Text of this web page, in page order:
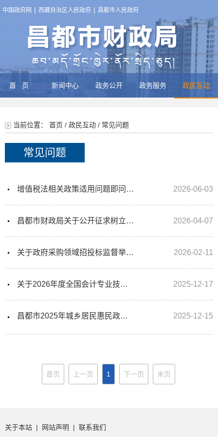
中国政府网 | 西藏自治区人民政府 | 昌都市人民政府
首页 新闻中心 政务公开 政务服务 政民互动
当前位置： 首页 / 政民互动 / 常见问题
常见问题
2026-06-03
增值税法相关政策适用问题即问即答
2026-04-07
昌都市财政局关于公开征求树立和践行正确政绩观学习教育意见建议...
2026-02-11
关于政府采购领域招投标监督举报电话的公告
2025-12-17
关于2026年度全国会计专业技术资格考试考务日程安排及有关事项的...
2025-12-15
昌都市2025年城乡居民惠民政策明白卡
首页 上一页 1 下一页 末页
关于本站 | 网站声明 | 联系我们